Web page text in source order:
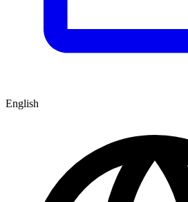
English